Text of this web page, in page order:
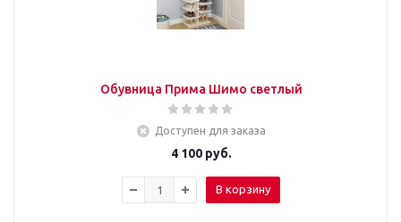
Обувница Прима Шимо светлый
Доступен для заказа
4 100руб.
В корзину